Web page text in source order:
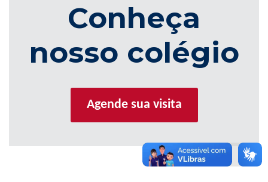
Conheça
nosso colégio
Agende sua visita